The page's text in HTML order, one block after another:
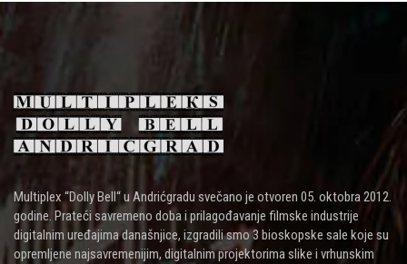
Multiplex “Dolly Bell“ u Andrićgradu svečano je otvoren 05. oktobra 2012.
godine. Prateći savremeno doba i prilagođavanje filmske industrije
digitalnim uređajima današnjice, izgradili smo 3 bioskopske sale koje su
opremljene najsavremenijim, digitalnim projektorima slike i vrhunskim